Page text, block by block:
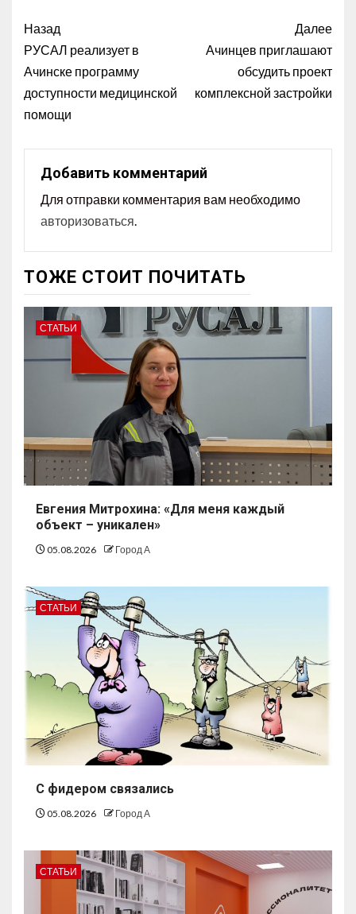
Назад
РУСАЛ реализует в
Ачинске программу
доступности медицинской
помощи
Далее
Ачинцев приглашают
обсудить проект
комплексной застройки
Добавить комментарий
Для отправки комментария вам необходимо
авторизоваться.
ТОЖЕ СТОИТ ПОЧИТАТЬ
СТАТЬИ
Евгения Митрохина: «Для меня каждый
объект – уникален»
05.08.2026 Город А
СТАТЬИ
С фидером связались
05.08.2026 Город А
СТАТЬИ